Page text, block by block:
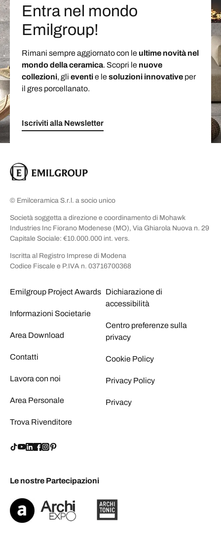
Entra nel mondo
Emilgroup!
Rimani sempre aggiornato con le ultime novità nel
mondo della ceramica. Scopri le nuove
collezioni, gli eventie lesoluzioni innovative per
il gres porcellanato.
Iscriviti alla Newsletter
© Emilceramica S.r.l. a socio unico
Società soggetta a direzione e coordinamento di Mohawk
Industries Inc Fiorano Modenese (MO), Via Ghiarola Nuova n. 29
Capitale Sociale: €10.000.000 int. vers.
Iscritta al Registro Imprese di Modena
Codice Fiscale e P.IVA n. 03716700368
Emilgroup Project Awards
Informazioni Societarie
Area Download
Contatti
Lavora con noi
Area Personale
Trova Rivenditore
Dichiarazione di
accessibilità
Centro preferenze sulla
privacy
Cookie Policy
Privacy Policy
Privacy
Le nostre Partecipazioni